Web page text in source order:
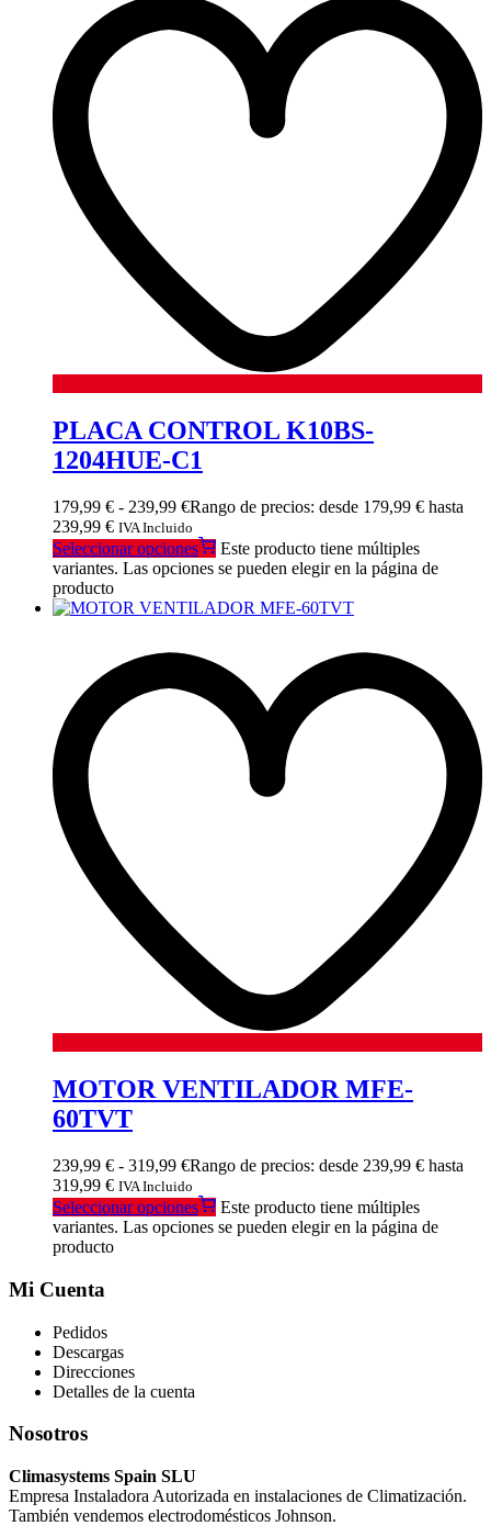
PLACA CONTROL K10BS-
1204HUE-C1
179,99 € - 239,99 €Rango de precios: desde 179,99 € hasta
239,99 € IVA Incluido
Seleccionar opciones
Este producto tiene múltiples
variantes. Las opciones se pueden elegir en la página de
producto
MOTOR VENTILADOR MFE-
60TVT
239,99 € - 319,99 €Rango de precios: desde 239,99 € hasta
319,99 € IVA Incluido
Seleccionar opciones
Este producto tiene múltiples
variantes. Las opciones se pueden elegir en la página de
producto
Mi Cuenta
Pedidos
Descargas
Direcciones
Detalles de la cuenta
Nosotros
Climasystems Spain SLU
Empresa Instaladora Autorizada en instalaciones de Climatización.
También vendemos electrodomésticos Johnson.